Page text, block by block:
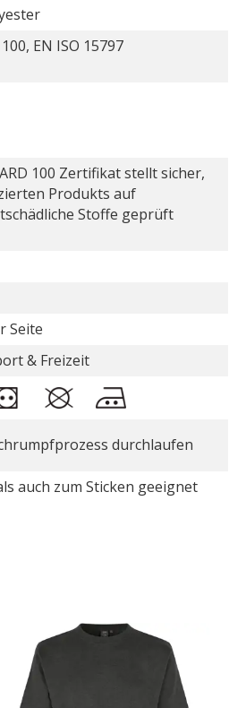
EN ISO 15797
100 Zertifikat stellt sicher,
Produkts auf
Stoffe geprüft
Seite
& Freizeit
durchlaufen
auch zum Sticken geeignet